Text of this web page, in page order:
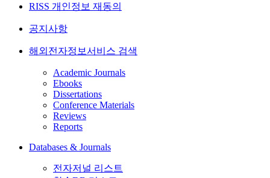
RISS 개인정보 재동의
공지사항
해외전자정보서비스 검색
Academic Journals
Ebooks
Dissertations
Conference Materials
Reviews
Reports
Databases & Journals
전자저널 리스트